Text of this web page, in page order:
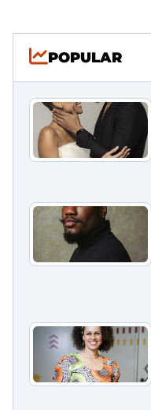
POPULAR